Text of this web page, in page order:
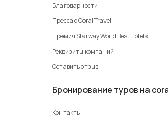
Благодарности
Пресса о Coral Travel
Премия Starway World Best Hotels
Реквизиты компаний
Оставить отзыв
Бронирование туров на
Контакты